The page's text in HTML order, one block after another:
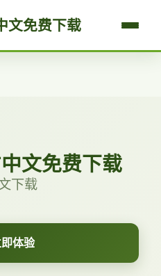
文免费下载
文免费下载
下载
体验